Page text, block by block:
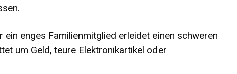
ein enges Familienmitglied erleidet einen schweren
um Geld, teure Elektronikartikel oder